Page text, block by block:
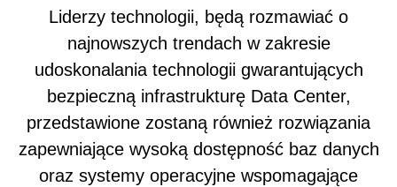
Liderzy technologii, będą rozmawiać o
najnowszych trendach w zakresie
udoskonalania technologii gwarantujących
bezpieczną infrastrukturę Data Center,
przedstawione zostaną również rozwiązania
zapewniające wysoką dostępność baz danych
oraz systemy operacyjne wspomagające